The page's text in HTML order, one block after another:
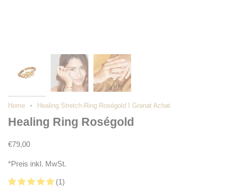
Home Healing Stretch-Ring Roségold I Granat Achat
Healing Ring Roségold
€79,00
*Preis inkl. MwSt.
(1)